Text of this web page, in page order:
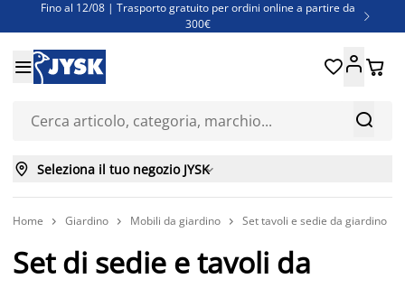
Fino al 12/08 | Trasporto gratuito per ordini online a partire da
300€

Super offerte d'estate | Oltre 1.500 articoli fino al 70%
Finanziamenti - Scegli il piano di rimborso più adatto a te


 
 Seleziona il tuo negozio JYSK
Home  Giardino  Mobili da giardino  Set tavoli e sedie da giardino
Set di sedie e tavoli da